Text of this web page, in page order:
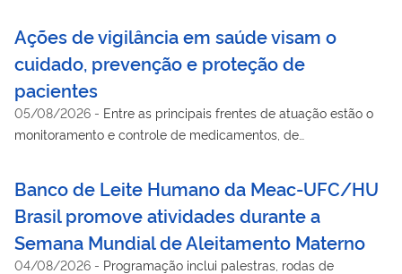
Ações de vigilância em saúde visam o
cuidado, prevenção e proteção de
pacientes
05/08/2026 - Entre as principais frentes de atuação estão o
monitoramento e controle de medicamentos, de
Banco de Leite Humano da Meac-UFC/HU
Brasil promove atividades durante a
Semana Mundial de Aleitamento Materno
04/08/2026 - Programação inclui palestras, rodas de